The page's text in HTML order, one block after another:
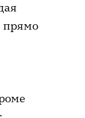
прямо